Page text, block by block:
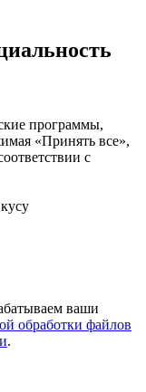
программы,
«Принять все»,
с
ваши
обработки файлов
.